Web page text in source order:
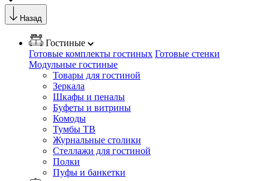
Назад
Гостиные
Готовые комплекты гостиных Готовые стенки
Модульные гостиные
Товары для гостиной
Зеркала
Шкафы и пеналы
Буфеты и витрины
Комоды
Тумбы ТВ
Журнальные столики
Стеллажи для гостиной
Полки
Пуфы и банкетки